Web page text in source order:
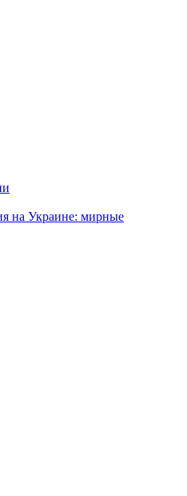
на Украине: мирные